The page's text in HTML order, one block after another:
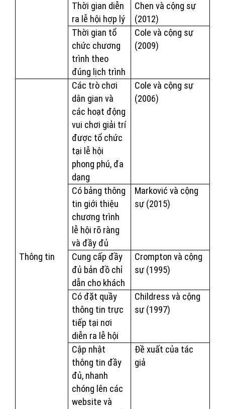
Thời gian diễn
ra lễ hội hợp lý
Chen và cộng sự
(2012)
Thời gian tổ
chức chương
trình theo
đúng lịch trình
Cole và cộng sự
(2009)
Thông tin
Các trò chơi
dân gian và
các hoạt động
vui chơi giải trí
được tổ chức
tại lễ hội
phong phú, đa
dạng
Cole và cộng sự
(2006)
Có bảng thông
tin giới thiệu
chương trình
lễ hội rõ ràng
và đầy đủ
Marković và cộng
sự (2015)
Cung cấp đầy
đủ bản đồ chỉ
dẫn cho khách
Crompton và cộng
sự (1995)
Có đặt quầy
thông tin trực
tiếp tại nơi
diễn ra lễ hội
Childress và cộng
sự (1997)
Cập nhật
thông tin đầy
đủ, nhanh
chóng lên các
website và
Đề xuất của tác
giả